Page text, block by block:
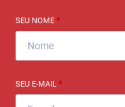
SEU NOME*
SEU E-MAIL*